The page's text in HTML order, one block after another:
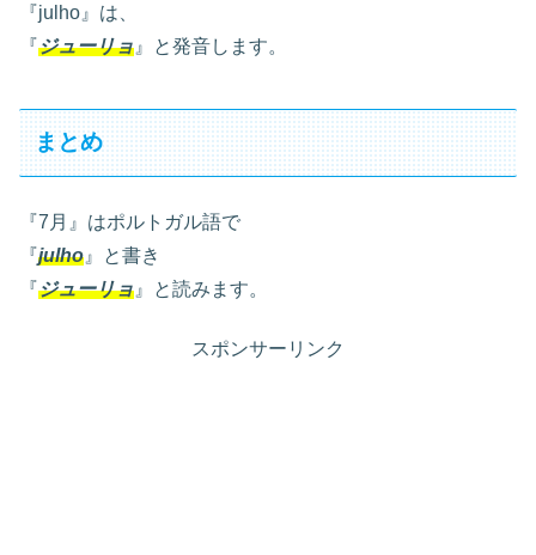
『julho』は、
『ジューリョ 』と発音します。
まとめ
『7月』はポルトガル語で
『julho 』と書き
『ジューリョ 』と読みます。
スポンサーリンク